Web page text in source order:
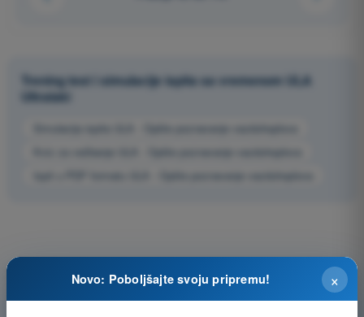
Trening test i simulacije ispita sa vremenom ULA
Ultralaki
Simulacija ispita ULA - Opšte poznavanje vazduhoplova
Kviz za vežbanje ULA - Opšte poznavanje vazduhoplova
Ispit u PDF formatu ULA - Opšte poznavanje vazduhoplova
×
Novo: Poboljšajte svoju pripremu!